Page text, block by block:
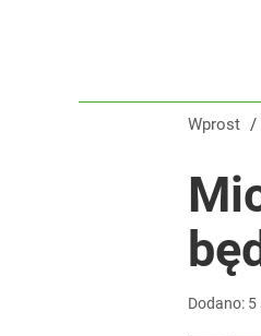
Wprost /
Dodano: 5